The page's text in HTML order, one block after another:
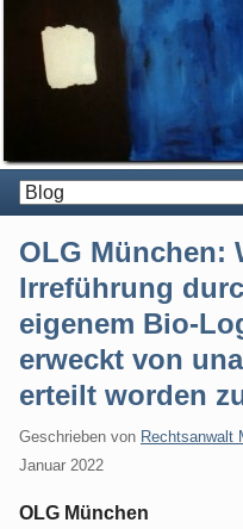
OLG München:
Irreführung
eigenem Bio-
erweckt von
erteilt worden
Geschrieben von Rechtsanwalt
Januar 2022
OLG München